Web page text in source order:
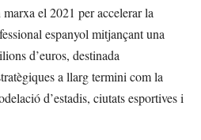
el 2021 per accelerar la
espanyol mitjançant una
d’euros, destinada
a llarg termini com la
d’estadis, ciutats esportives i